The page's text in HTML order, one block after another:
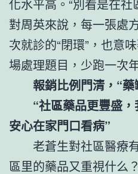
化水平高。“別看是在
對周英來說，每一張處
次就診的“閉環”，也意
場處理題目，少跑一次
報銷比例門清，“藥
“社區藥品更豐盛
安心在家門口看病”
老蒼生對社區醫療
區里的藥品又重視什么？